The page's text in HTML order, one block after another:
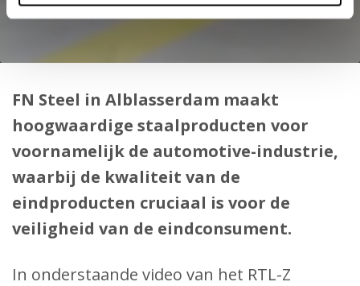
FN Steel in Alblasserdam maakt
hoogwaardige staalproducten voor
voornamelijk de automotive-industrie,
waarbij de kwaliteit van de
eindproducten cruciaal is voor de
veiligheid van de eindconsument.
In onderstaande video van het RTL-Z